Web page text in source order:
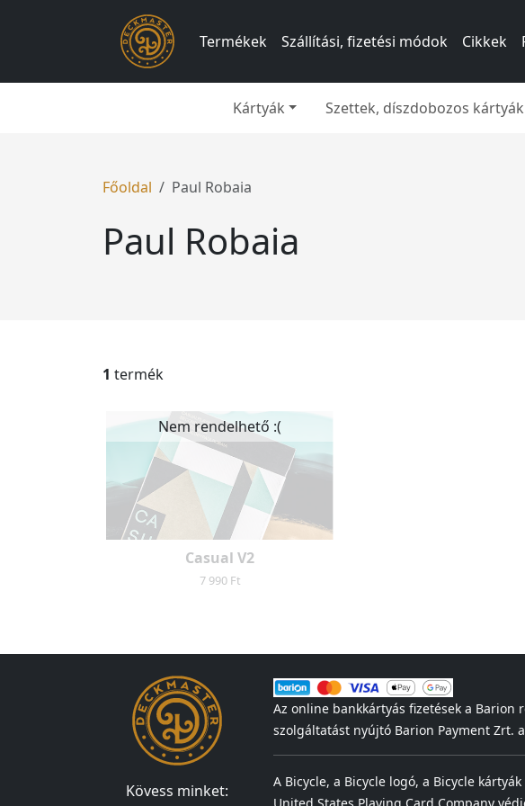
Termékek Szállítási, fizetési módok Cikkek
Kártyák Szettek, díszdobozos kártyák
Főoldal Paul Robaia
Paul Robaia
1 termék
Nem rendelhető :(
Casual V2
7 990 Ft
Kövess minket:
Az online bankkártyás fizetések a Barion
szolgáltatást nyújtó Barion Payment Zrt.
A Bicycle, a Bicycle logó, a Bicycle